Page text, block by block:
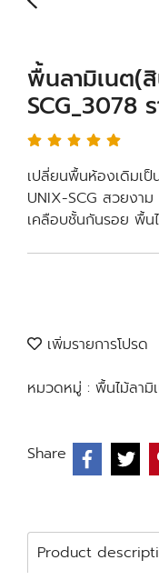
พื้นลามิเนต(
SCG_3078
เปลี่ยนพื้นห้องเดิมเ
UNIX-SCG สวยงา
เคลือบชั้นกันรอย พื้น
เพิ่มรายการโปรด
หมวดหมู่ : พื้นไม้ลา
Share
Product